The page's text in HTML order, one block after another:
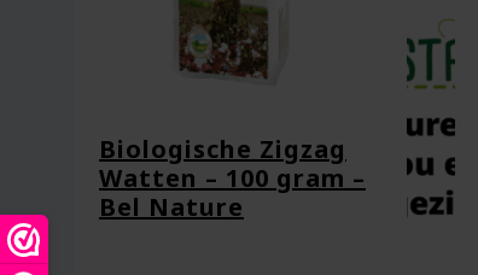
Biologische Zigzag
Watten – 100 gram –
Bel Nature